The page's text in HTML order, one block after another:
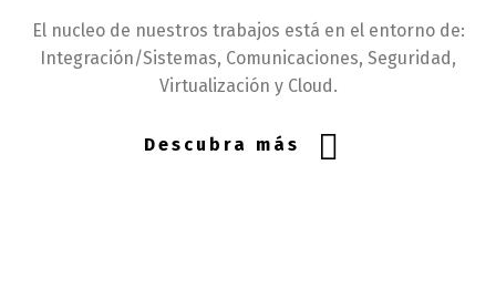
El nucleo de nuestros trabajos está en el entorno de:
Integración/Sistemas, Comunicaciones, Seguridad,
Virtualización y Cloud.
Descubra más